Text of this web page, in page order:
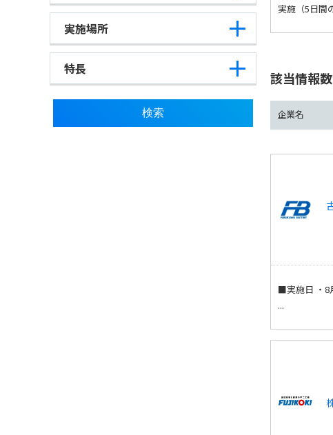
実施場所
特長
実施（5日間
該当情報数
企業名
■実施日 ・
...